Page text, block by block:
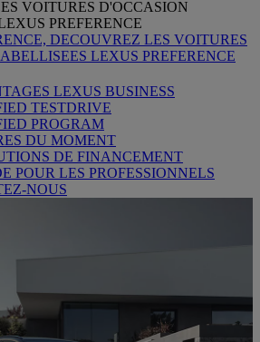
VOITURES D'OCCASION
PREFERENCE
DECOUVREZ LES VOITURES
LEXUS PREFERENCE
LEXUS BUSINESS
TESTDRIVE
PROGRAM
DU MOMENT
DE FINANCEMENT
POUR LES PROFESSIONNELS
NOUS